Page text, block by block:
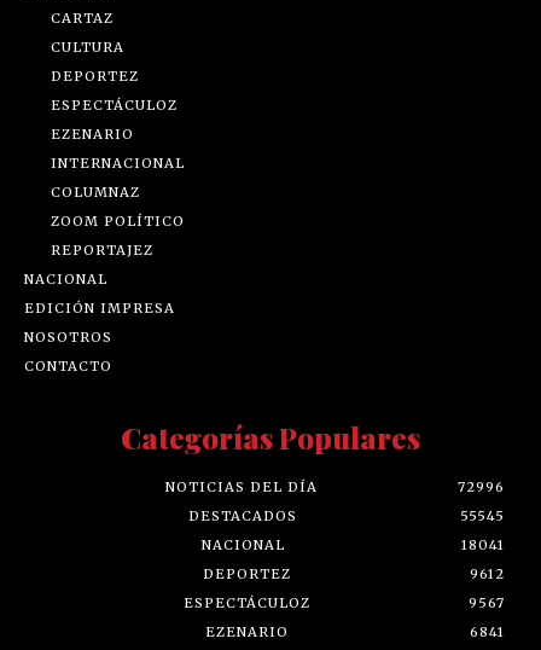
CARTAZ
CULTURA
DEPORTEZ
ESPECTÁCULOZ
EZENARIO
INTERNACIONAL
COLUMNAZ
ZOOM POLÍTICO
REPORTAJEZ
NACIONAL
EDICIÓN IMPRESA
NOSOTROS
CONTACTO
Categorías Populares
NOTICIAS DEL DÍA
72996
DESTACADOS
55545
NACIONAL
18041
DEPORTEZ
9612
ESPECTÁCULOZ
9567
EZENARIO
6841